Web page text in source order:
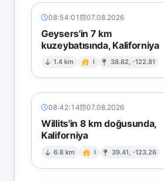
08:54:01 07.08.2026
Geysers'in 7 km
kuzeybatısında, Kaliforniya
1.4 km I 38.82, -122.81
08:42:14 07.08.2026
Willits'in 8 km doğusunda,
Kaliforniya
6.8 km I 39.41, -123.26